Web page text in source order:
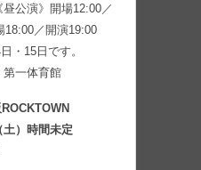
公演》開場12:00／
18:00／開演19:00
・15日です。
第一体育館
土）時間未定